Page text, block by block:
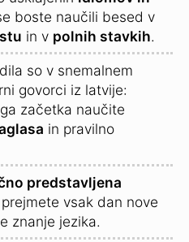
boste naučili besed v
in v polnih stavkih.
so v snemalnem
govorci iz latvije:
začetka naučite
in pravilno
predstavljena
vsak dan nove
znanje jezika.